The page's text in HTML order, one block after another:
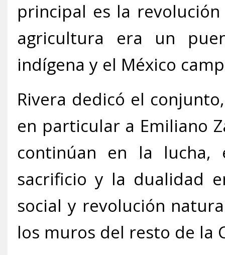
principal es la
agricultura era un
indígena y el México
Rivera dedicó el
en particular a Emiliano
continúan en la lucha,
sacrificio y la dualidad
social y revolución
los muros del resto de la